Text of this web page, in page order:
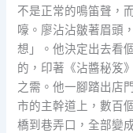
不是正常的鳴笛聲，
嚎。廖沾沾皺著眉頭
想」。他決定出去看
的，印著《沾醬秘笈
之需。他一腳踏出店
市的主幹道上，數百
橋到巷弄口，全部變